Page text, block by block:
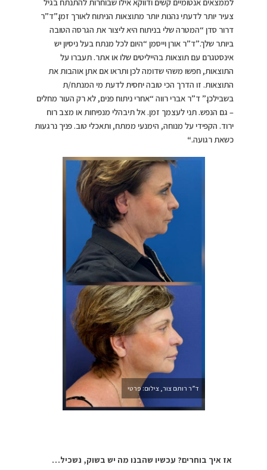
לממצאים אנטומיים קשים ודווקא אילו שבוחרות להתנתח בגיל
צעיר יותר לדעתי נהנות יותר מתוצאות הניתוח לאורך זמן.”ד”ר
דרור סדן “המטרה שלי בניתוח היא ליצור את הגרסה הטובה
ביותר שלך.”ד”ר אורן וייסמן “היום לכל מנתח בעל ניסיון יש
אינסטגרם עם תוצאות בהייליטים שלו או אתר. תעברו על
התוצאות, חפשו משהי שדומה לכן ותראו אם אתן אוהבות את
התוצאות. זו הדרך הכי טובה יחסית לדעת מי המנתח/ת
בשבילכן.” ד”ר אברי רווה “אחרי ניתוח פנים, לא רק העור מחלים
– גם הנפש. תני לעצמך זמן. אל תיבהלי מנפיחות או מצב רוח
ירוד. הקפידי על מנוחה, הימנעי ממתח, ותאכלי טוב. פניך נרגעות
כשאת רגועה.“
ד”ר רותם צור, צילום: פרטי
אז איך בוחרים? עכשיו שהבנו מה יש בשוק, נשכיל…